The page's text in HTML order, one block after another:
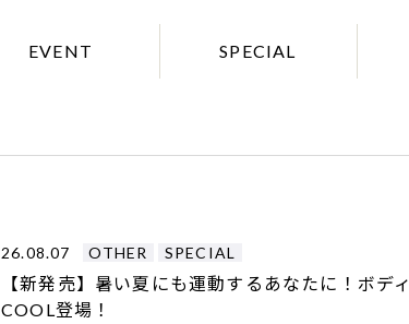
EVENT SPECIAL
26.08.07 OTHER SPECIAL
【新発売】暑い夏にも運動するあなたに！ボデ
COOL登場！